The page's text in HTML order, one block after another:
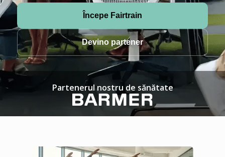
Începe Fairtrain
Devino partener
Partenerul nostru de sănătate